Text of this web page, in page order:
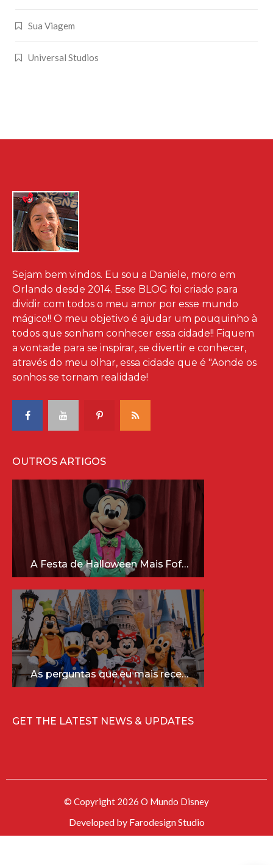
Sua Viagem
Universal Studios
Sejam bem vindos. Eu sou a Daniele, moro em
Orlando desde 2014. Esse BLOG foi criado para
dividir com todos o meu amor por esse mundo
mágico!! O meu objetivo é ajudar um pouquinho à
todos que sonham conhecer essa cidade!! Fiquem
a vontade para se inspirar, se divertir e conhecer,
através do meu olhar, essa cidade que é "Aonde os
sonhos se tornam realidade!
OUTROS ARTIGOS
A Festa de Halloween Mais Fofa da Disney Está Chegando!
As perguntas que eu mais recebo sobre a Disney (e as respostas mais sinceras!)
GET THE LATEST NEWS & UPDATES
© Copyright 2026 O Mundo Disney
Developed by Farodesign Studio